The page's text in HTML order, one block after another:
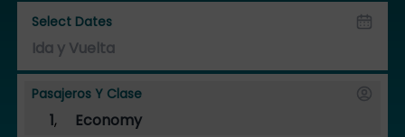
Select Dates
Pasajeros Y Clase
1, Economy